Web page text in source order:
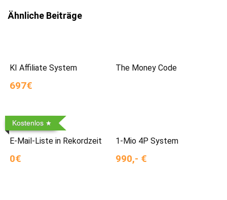
Ähnliche Beiträge
KI Affiliate System
697€
The Money Code
Kostenlos
E-Mail-Liste in Rekordzeit
0€
1-Mio 4P System
990,- €